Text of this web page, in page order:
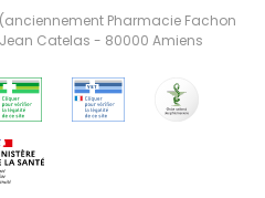
Pharmacie Fachon
Jean Catelas - 80000 Amiens